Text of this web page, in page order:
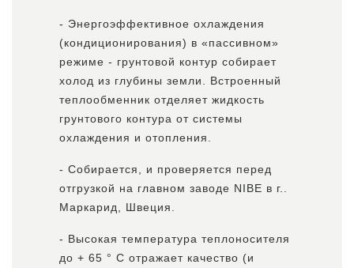
- Энергоэффективное охлаждения
(кондиционирования) в «пассивном»
режиме - грунтовой контур собирает
холод из глубины земли. Встроенный
теплообменник отделяет жидкость
грунтового контура от системы
охлаждения и отопления.
- Собирается, и проверяется перед
отгрузкой на главном заводе NIBE в г..
Маркарид, Швеция.
- Высокая температура теплоносителя
до + 65 ° С отражает качество (и